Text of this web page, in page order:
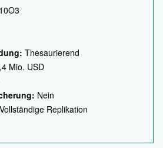
Thesaurierend
Mio. USD
Nein
Vollständige Replikation